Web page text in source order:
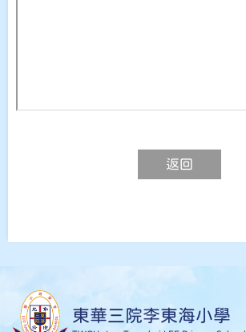
返回
東華三院李東海小學